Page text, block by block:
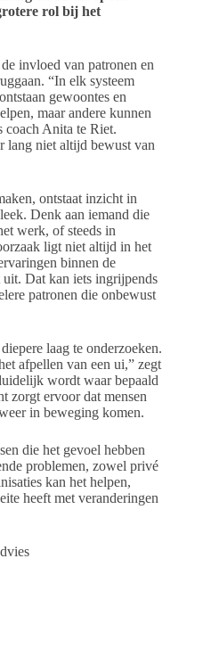
rol bij het
invloed van patronen en
“In elk systeem
gewoontes en
maar andere kunnen
coach Anita te Riet.
lang niet altijd bewust van
ontstaat inzicht in
Denk aan iemand die
werk, of steeds in
ligt niet altijd in het
binnen de
Dat kan iets ingrijpends
patronen die onbewust
laag te onderzoeken.
afpellen van een ui,” zegt
wordt waar bepaald
zorgt ervoor dat mensen
in beweging komen.
die het gevoel hebben
problemen, zowel privé
kan het helpen,
heeft met veranderingen